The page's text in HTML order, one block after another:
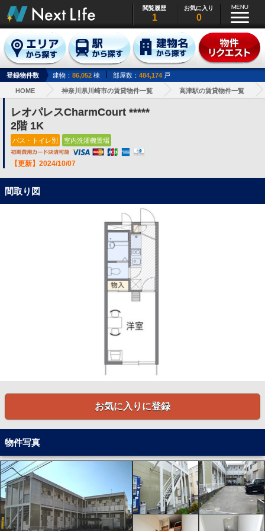
閲覧履歴
1
お気に入り
0
登録物件数 建物： 86,052 棟 部屋数： 484,174 戸
HOME 神奈川県川崎市の賃貸物件一覧 高津駅の賃貸物件一覧
レオパレスCharmCourt *****
2階 1K
バス・トイレ別 室内洗濯機置場
【更新】2024/10/07
間取り図
お気に入りに登録
物件写真